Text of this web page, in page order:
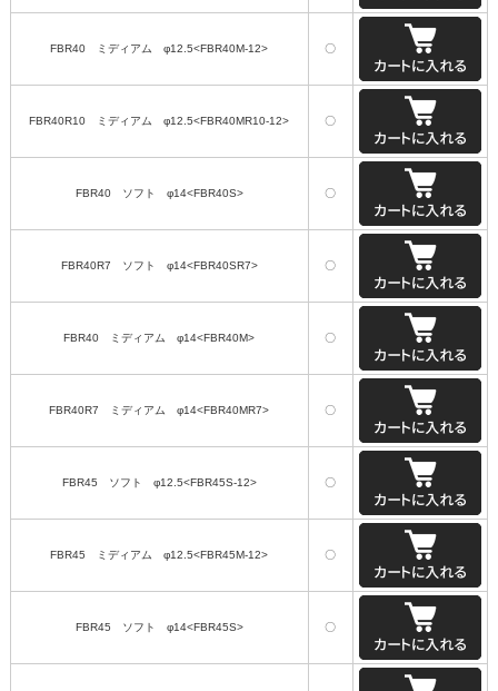
FBR40 ミディアム φ12.5<FBR40M-12> 〇
FBR40R10 ミディアム φ12.5<FBR40MR10-12> 〇
FBR40 ソフト φ14<FBR40S> 〇
FBR40R7 ソフト φ14<FBR40SR7> 〇
FBR40 ミディアム φ14<FBR40M> 〇
FBR40R7 ミディアム φ14<FBR40MR7> 〇
FBR45 ソフト φ12.5<FBR45S-12> 〇
FBR45 ミディアム φ12.5<FBR45M-12> 〇
FBR45 ソフト φ14<FBR45S> 〇